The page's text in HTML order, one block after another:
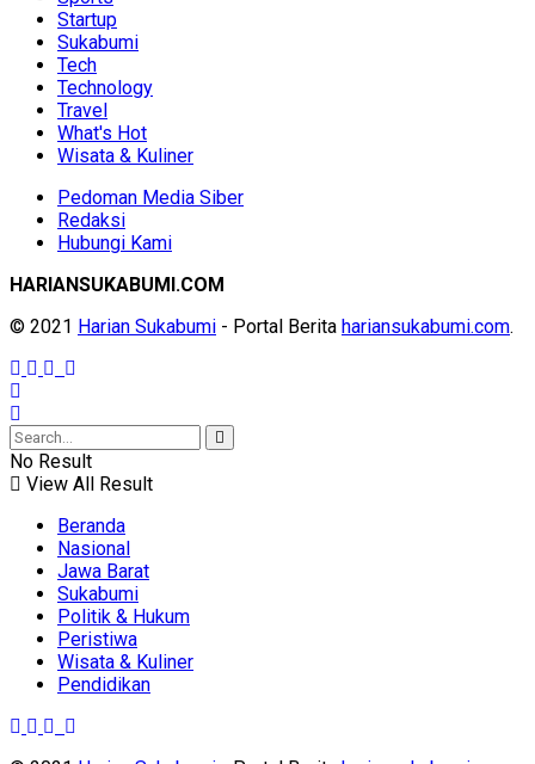
Startup
Sukabumi
Tech
Technology
Travel
What's Hot
Wisata & Kuliner
Pedoman Media Siber
Redaksi
Hubungi Kami
HARIANSUKABUMI.COM
© 2021 Harian Sukabumi - Portal Berita hariansukabumi.com.
No Result
View All Result
Beranda
Nasional
Jawa Barat
Sukabumi
Politik & Hukum
Peristiwa
Wisata & Kuliner
Pendidikan